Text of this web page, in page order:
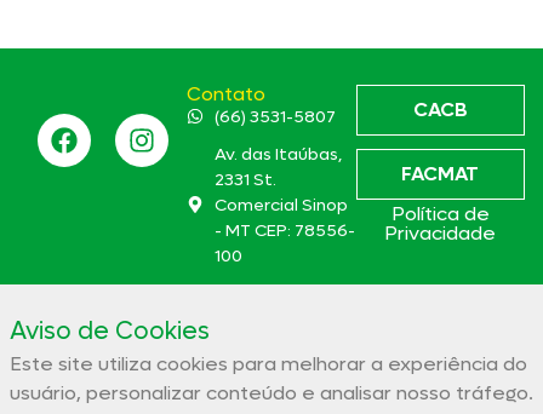
Contato
(66) 3531-5807
Av. das Itaúbas,
2331 St.
Comercial Sinop
- MT CEP: 78556-
100
CACB
FACMAT
Política de
Privacidade
Associação Comercial e Empresarial de Sinop – ACES
Aviso de Cookies
Este site utiliza cookies para melhorar a experiência do
usuário, personalizar conteúdo e analisar nosso tráfego.